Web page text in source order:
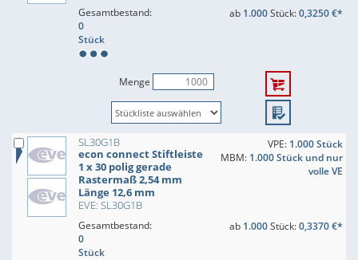
Gesamtbestand:
0
Stück
ab 1.000Stück:0,3250 €*
Menge
SL30G1B
econ connect Stiftleiste
1 x 30 polig gerade
Rastermaß 2,54 mm
Länge 12,6 mm
EVE: SL30G1B
VPE: 1.000 Stück
MBM: 1.000 Stück und nur
volle VE
Gesamtbestand:
0
Stück
ab 1.000Stück:0,3370 €*